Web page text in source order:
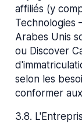
affiliés (y
Technologies
Arabes Unis
ou Discover
selon les
conformer
3.8.